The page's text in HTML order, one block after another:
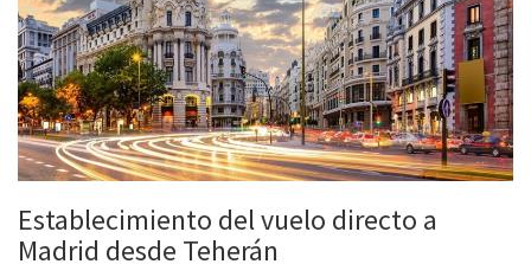
Establecimiento del vuelo directo a
Madrid desde Teherán